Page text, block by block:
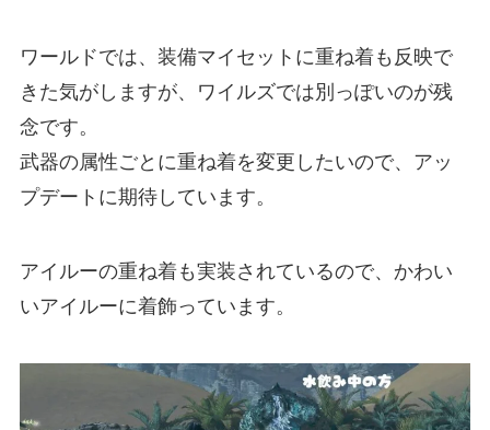
ワールドでは、装備マイセットに重ね着も反映で
きた気がしますが、ワイルズでは別っぽいのが残
念です。
武器の属性ごとに重ね着を変更したいので、アッ
プデートに期待しています。
アイルーの重ね着も実装されているので、かわい
いアイルーに着飾っています。